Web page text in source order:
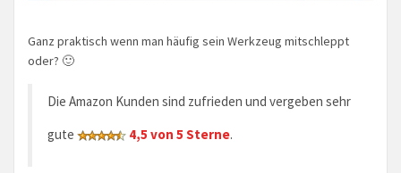
Ganz praktisch wenn man häufig sein Werkzeug mitschleppt
oder? 🙂
Die Amazon Kunden sind zufrieden und vergeben sehr
gute
4,5 von 5 Sterne.